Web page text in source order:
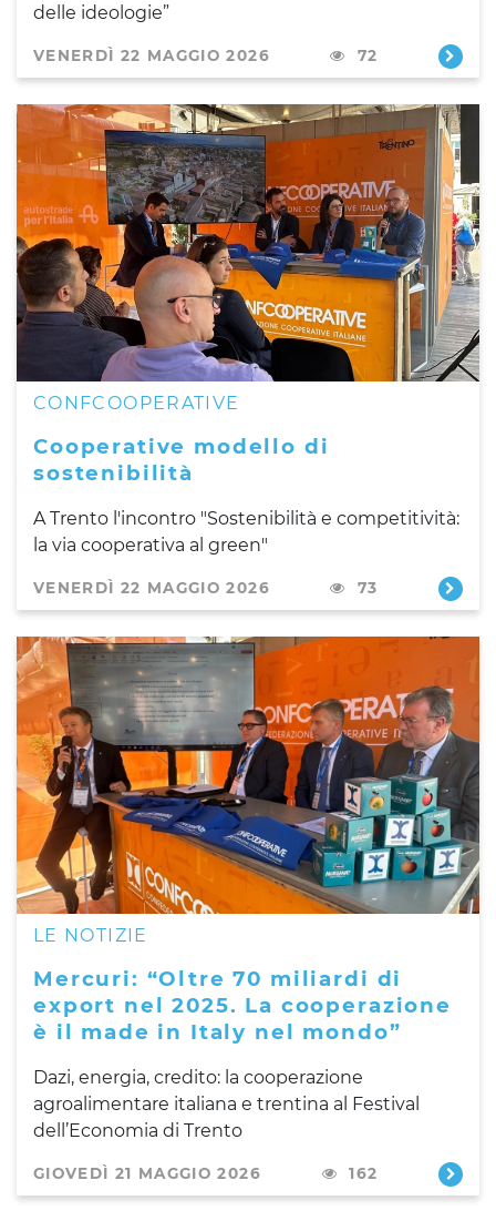
delle ideologie”
VENERDÌ 22 MAGGIO 2026 72
CONFCOOPERATIVE
Cooperative modello di
sostenibilità
A Trento l'incontro "Sostenibilità e competitività:
la via cooperativa al green"
VENERDÌ 22 MAGGIO 2026 73
LE NOTIZIE
Mercuri: “Oltre 70 miliardi di
export nel 2025. La cooperazione
è il made in Italy nel mondo”
Dazi, energia, credito: la cooperazione
agroalimentare italiana e trentina al Festival
dell’Economia di Trento
GIOVEDÌ 21 MAGGIO 2026 162